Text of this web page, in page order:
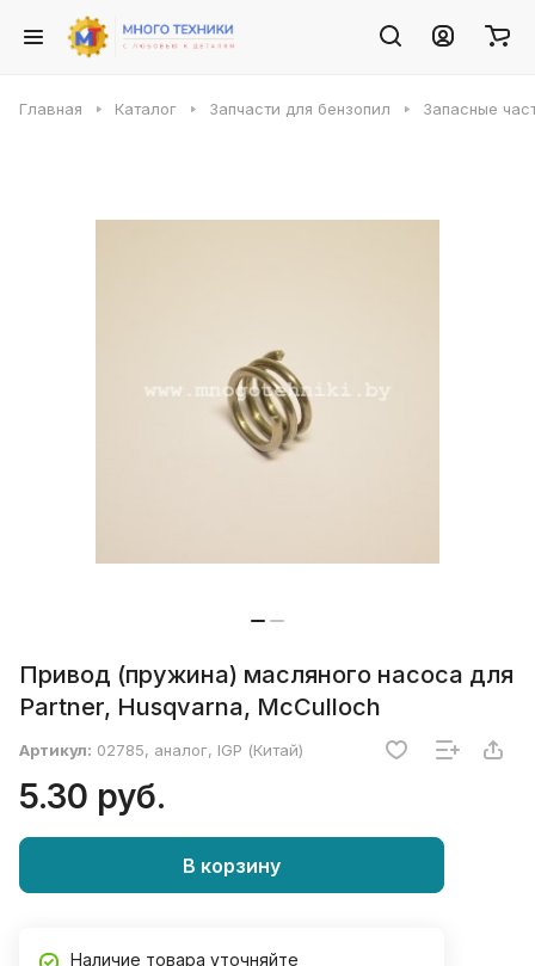
Главная Каталог Запчасти для бензопил Запасные
Привод (пружина) масляного насоса для
Partner, Husqvarna, McCulloch
Артикул: 02785, аналог, IGP (Китай)
5.30 руб.
В корзину
Наличие товара уточняйте